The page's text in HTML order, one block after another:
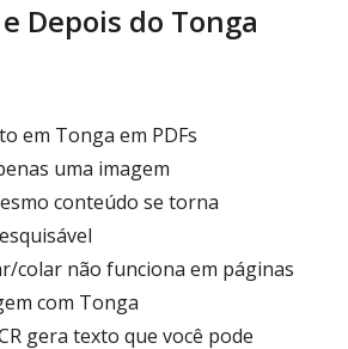
Depois do Tonga
em Tonga em PDFs
uma imagem
conteúdo se torna
colar não funciona em páginas
com Tonga
gera texto que você pode